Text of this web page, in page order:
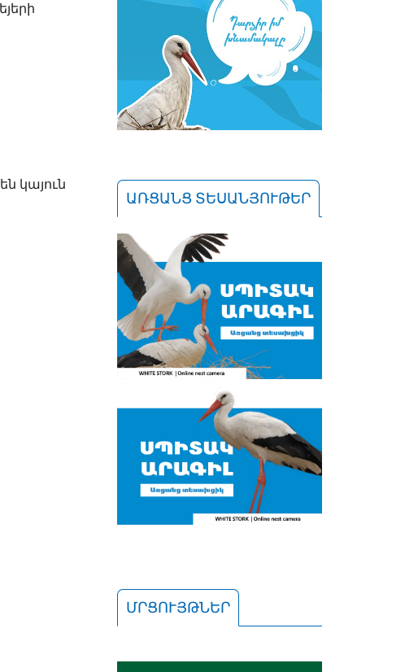
կայուն
ԱՌՑԱՆՑ ՏԵՍԱՆՅՈՒԹԵՐ
ՄՐՑՈՒՅԹՆԵՐ